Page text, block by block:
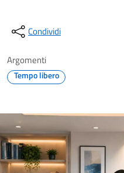
Condividi
Argomenti
Tempo libero